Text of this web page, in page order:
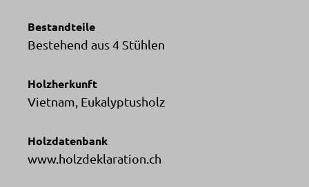
Bestandteile
Bestehend aus 4 Stühlen
Holzherkunft
Vietnam, Eukalyptusholz
Holzdatenbank
www.holzdeklaration.ch